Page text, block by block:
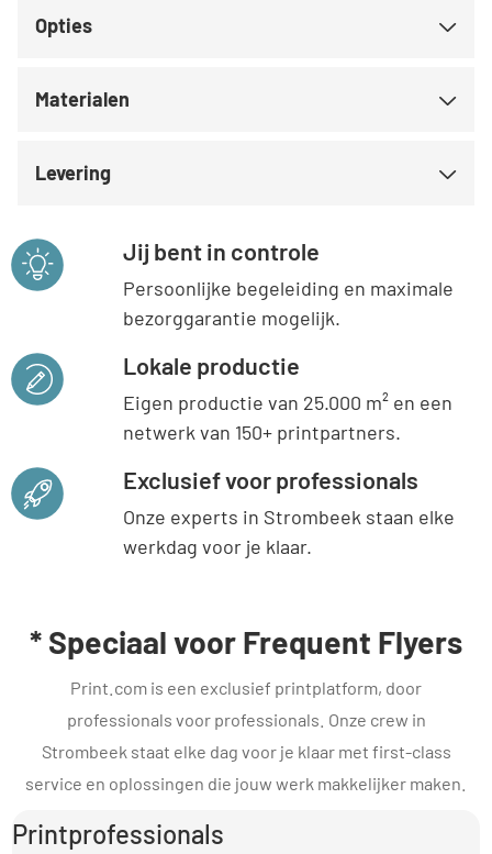
Opties
Materialen
Levering
Jij bent in controle
Persoonlijke begeleiding en maximale
bezorggarantie mogelijk.
Lokale productie
Eigen productie van 25.000 m² en een
netwerk van 150+ printpartners.
Exclusief voor professionals
Onze experts in Strombeek staan elke
werkdag voor je klaar.
* Speciaal voor Frequent Flyers
Print.com is een exclusief printplatform, door
professionals voor professionals. Onze crew in
Strombeek staat elke dag voor je klaar met first-class
service en oplossingen die jouw werk makkelijker maken.
Printprofessionals